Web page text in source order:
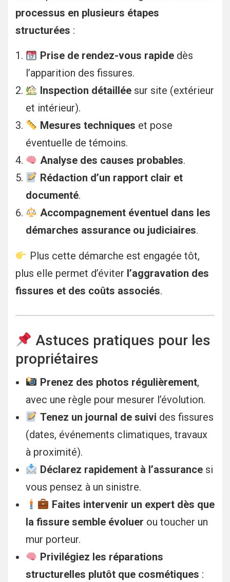
processus en plusieurs étapes
structurées :
Prise de rendez-vous rapidedès
l’apparition des fissures.
Inspection détailléesur site (extérieur
et intérieur).
Mesures techniques et pose
éventuelle de témoins.
Analyse des causes probables.
Rédaction d’un rapport clair et
documenté.
Accompagnement éventuel dans les
démarches assurance ou judiciaires.
Plus cette démarche est engagée tôt,
plus elle permet d’éviter l’aggravation des
fissures et des coûts associés.
Astuces pratiques pour les
propriétaires
Prenez des photos régulièrement,
avec une règle pour mesurer l’évolution.
Tenez un journal de suivi des fissures
(dates, événements climatiques, travaux
à proximité).
Déclarez rapidement à l’assurancesi
vous pensez à un sinistre.
Faites intervenir un expert dès que
la fissure semble évoluer ou toucher un
mur porteur.
Privilégiez les réparations
structurelles plutôt que cosmétiques :